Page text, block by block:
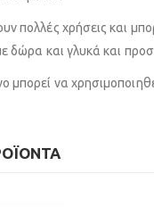
πολλές χρήσεις και
δώρα και γλυκά και
μπορεί να